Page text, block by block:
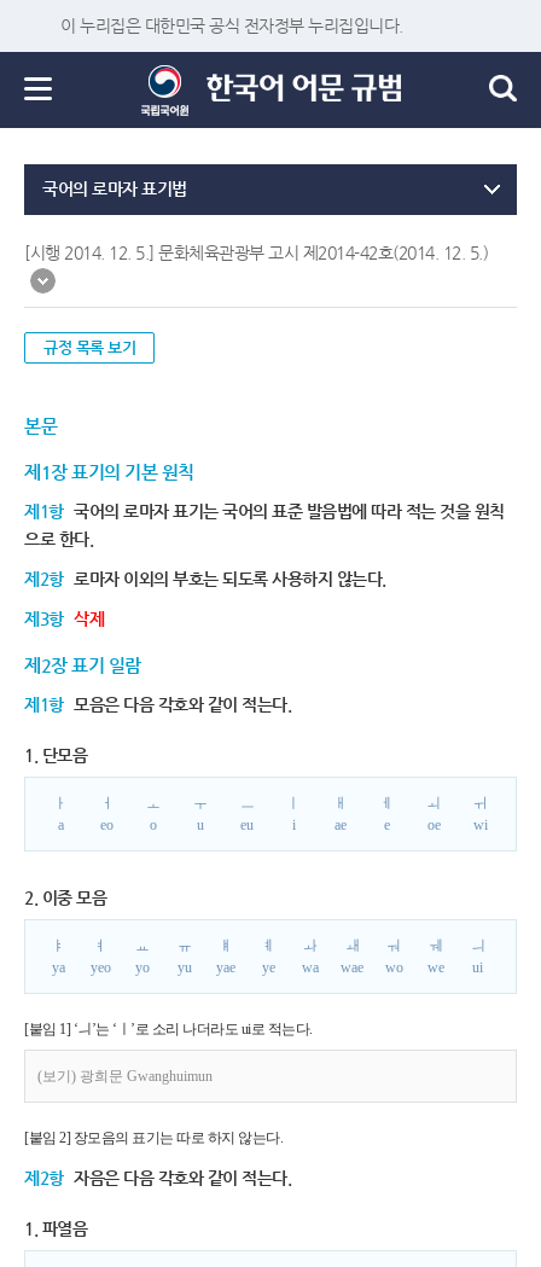
이 누리집은 대한민국 공식 전자정부 누리집입니다.
국어의 로마자 표기법
[시행 2014. 12. 5.] 문화체육관광부 고시 제2014-42호(2014. 12. 5.)
규정 목록 보기
본문
제1장 표기의 기본 원칙
제1항 국어의 로마자 표기는 국어의 표준 발음법에 따라 적는 것을 원칙
으로 한다.
제2항 로마자 이외의 부호는 되도록 사용하지 않는다.
제3항 삭제
제2장 표기 일람
제1항 모음은 다음 각호와 같이 적는다.
1. 단모음
ㅏ
a
ㅓ
eo
ㅗ
o
ㅜ
u
ㅡ
eu
i
ㅐ
ae
ㅔ
e
ㅚ
oe
ㅟ
wi
2. 이중 모음
ㅑ
ya
ㅕ
yeo
ㅛ
yo
ㅠ
yu
ㅒ
yae
ㅖ
ye
ㅘ
wa
ㅙ
wae
ㅝ
wo
ㅞ
we
ㅢ
ui
[붙임 1] ‘ㅢ’는 ‘ㅣ’로 소리 나더라도 ui로 적는다.
(보기) 광희문 Gwanghuimun
[붙임 2] 장모음의 표기는 따로 하지 않는다.
제2항 자음은 다음 각호와 같이 적는다.
1. 파열음